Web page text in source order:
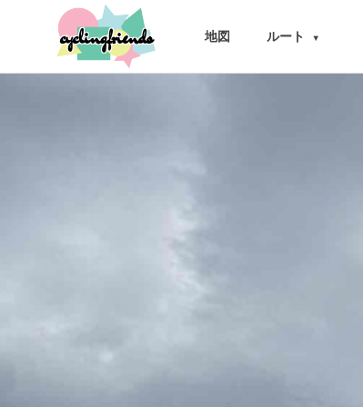
cyclingfriends 地図 ルート ▾